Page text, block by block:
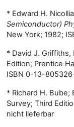
* Edward H.
Semiconductor)
New York; 1982;
* David J.
Edition; Prentice
ISBN 0-13-
* Richard H.
Survey; Third
nicht lieferbar